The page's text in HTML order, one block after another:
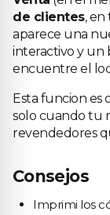
de clientes, en
aparece una
interactivo y un
encuentre el
Esta funcion es
solo cuando tu
revendedores
Consejos
Imprimi los